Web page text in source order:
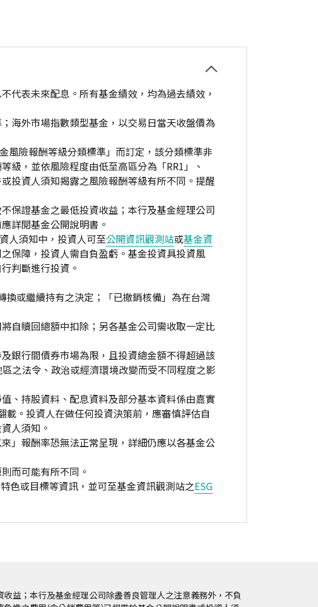
代表未來配息。所有基金績效，均為過去績效，
海外市場指數類型基金，以交易日當天收盤價為
風險報酬等級分類標準」而訂定，該分類標準非
級，並依風險程度由低至高區分為「RR1」、
投資人須知揭露之風險報酬等級有所不同。提醒
保證基金之最低投資收益；本行及基金經理公司
詳閱基金公開說明書。
人須知中，投資人可至公開資訊觀測站或基金資
保障，投資人需自負盈虧。基金投資具投資風
判斷進行投資。
或繼續持有之決定；「已撤銷核備」為在台灣
自贖回總額中扣除；另各基金公司需收取一定比
銀行間債券市場為限，且投資總金額不得超過該
之法令、政治或經濟環境改變而受不同程度之影
、持股資料、配息資料及部分基本資料係由嘉實
。投資人在做任何投資決策前，應審慎評估自
人須知。
」報酬率恐無法正常呈現，詳細仍應以各基金公
而可能有所不同。
色或目標等資訊，並可至基金資訊觀測站之ESG
益；本行及基金經理公司除盡善良管理人之注意義務外，不負